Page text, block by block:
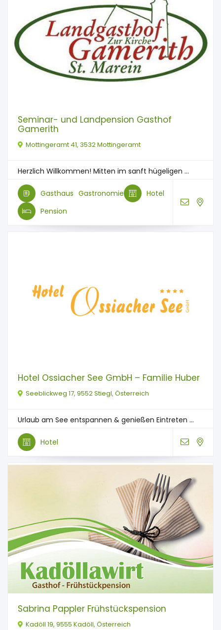
Seminar- und Landpension Gasthof
Gamerith
Mottingeramt 41, 3532 Mottingeramt
Herzlich Willkommen! Mitten im sanft hügeligen ...
Gasthaus Gastronomie
Hotel
Pension
Hotel Ossiacher See GmbH – Familie Huber
Seeblickweg 17, 9552 Stiegl, Österreich
Urlaub am See entspannen & genießen Eintreten ...
Hotel
Sabrina Pappler Frühstückspension
Kadöll 19, 9555 Kadöll, Österreich